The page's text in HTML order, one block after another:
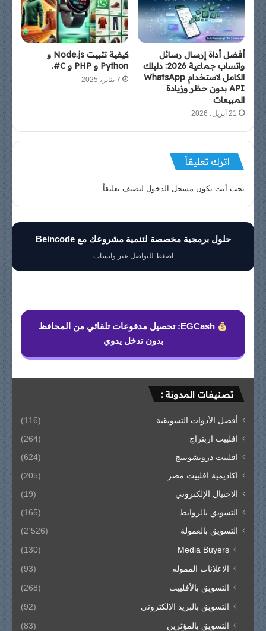
أفضل أداة إرسال رسائل
واتساب جماعية 2026: دليلك
الكامل لاستخدام WhatsApp
API بدون حظر وزيادة
المبيعات
21 أبريل، 2026
كيفية تثبيت Node.js و
Python و PHP و C#.
7 يناير، 2025
اترك تعليقاً
يجب أنت تكون مسجل الدخول لتضيف تعليقاً.
حلول برمجية مخصصة لتنمية مشروعك مع Beincode
اضغط للتواصل عبر واتساب
EGCash: تحصيل مدفوعات تلقائي من المحافظ
بدون تدخل يدوي
تصنيفات المدونة :
أفضل الأدوات التسويقية (116)
افلييت اربتراج (264)
افلييت دروبشوبينج (624)
اكاديمية افلييت مصر (205)
الاحتيال الإلكتروني (19)
التسويق بالروابط (165)
التسويق بالعمولة (2٬526)
Media Buyers
(130)
الاعلانات المموله
(93)
التسويق بالأفلييت
(268)
التسويق بالبريد الالكتروني
(92)
التسويق بالمؤثرين
(83)